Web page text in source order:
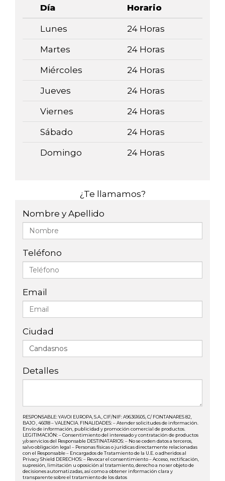
Día Horario
Lunes 24 Horas
Martes 24 Horas
Miércoles 24 Horas
Jueves 24 Horas
Viernes 24 Horas
Sábado 24 Horas
Domingo 24 Horas
¿Te llamamos?
Nombre y Apellido
Teléfono
Email
Ciudad
Detalles
RESPONSABLE: YAVOI EUROPA, S.A., CIF/NIF: A96361605, C/ FONTANARES 82,
BAJO , 46018 – VALENCIA. FINALIDADES: – Atender solicitudes de información.
Envío de información, publicidad y promoción comercial de productos.
LEGITIMACIÓN: – Consentimiento del interesado y contratación de productos
y/o servicios del Responsable DESTINATARIOS: – No se ceden datos a terceros,
salvo obligación legal – Personas físicas o jurídicas directamente relacionadas
con el Responsable – Encargados de Tratamiento de la U.E. o adheridos al
Privacy Shield DERECHOS: – Revocar el consentimiento – Acceso, rectificación,
supresión, limitación u oposición al tratamiento, derecho a no ser objeto de
decisiones automatizadas, así como a obtener información clara y
transparente sobre el tratamiento de los datos